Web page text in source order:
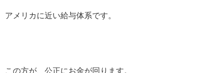
アメリカに近い給与体系です。
この方が、公正にお金が回ります。